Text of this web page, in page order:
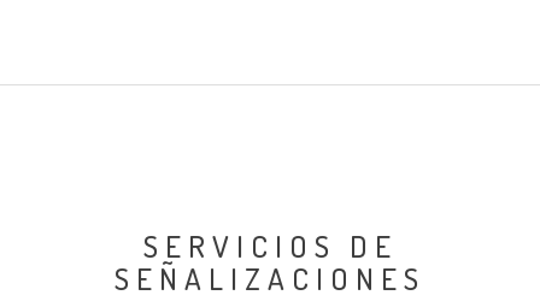
SERVICIOS DE
SEÑALIZACIONES